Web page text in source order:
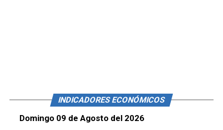
INDICADORES ECONÓMICOS
Domingo 09 de Agosto del 2026